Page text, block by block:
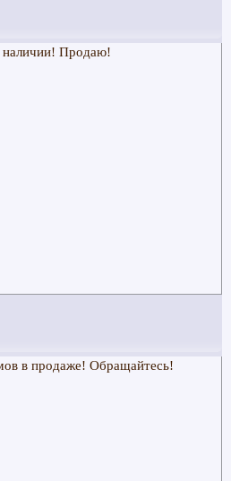
наличии! Продаю!
в продаже! Обращайтесь!